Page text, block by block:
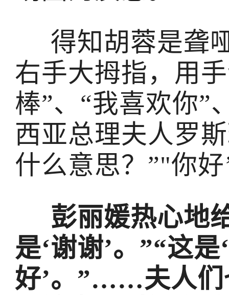
得知胡蓉是聋
右手大拇指，用
棒”、“我喜欢你”
西亚总理夫人罗
什么意思？”"你
彭丽媛热心地
是‘谢谢’。”“这
好’。”……夫人们